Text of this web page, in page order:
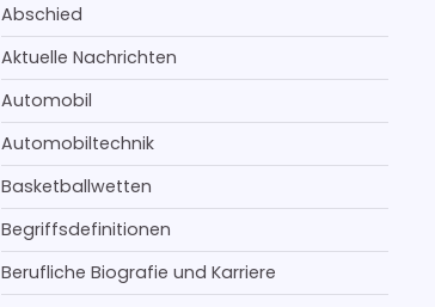
Abschied
Aktuelle Nachrichten
Automobil
Automobiltechnik
Basketballwetten
Begriffsdefinitionen
Berufliche Biografie und Karriere